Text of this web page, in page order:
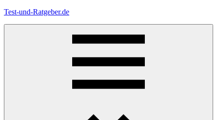
Zum
Test-und-Ratgeber.de